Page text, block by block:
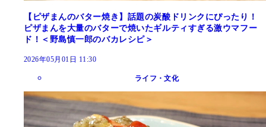
【ピザまんのバター焼き】話題の炭酸ドリンクにぴったり！
ピザまんを大量のバターで焼いたギルティすぎる激ウマフー
ド！＜野島慎一郎のバカレシピ＞
2026年05月01日 11:30
ライフ・文化